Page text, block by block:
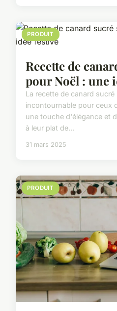
PRODUIT
Recette de
pour Noël : une
La recette de canard sucré
incontournable pour ceux
une touche d'élégance et
à leur plat de...
31 mars 2025
PRODUIT